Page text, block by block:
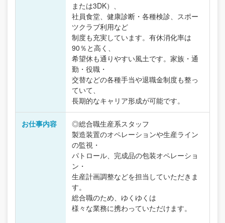
または3DK）、
社員食堂、健康診断・各種検診、スポー
ツクラブ利用など
制度も充実しています。有休消化率は
90％と高く、
希望休も通りやすい風土です。家族・通
勤・役職・
交替などの各種手当や退職金制度も整っ
ていて、
長期的なキャリア形成が可能です。
お仕事内容
◎総合職生産系スタッフ
製造装置のオペレーションや生産ライン
の監視・
パトロール、完成品の包装オペレーショ
ン・
生産計画調整などを担当していただきま
す。
総合職のため、ゆくゆくは
様々な業務に携わっていただけます。